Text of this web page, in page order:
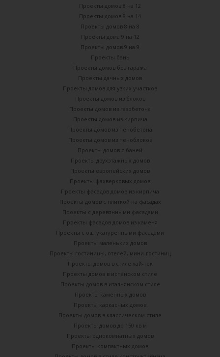
Проекты домов 8 на 12
Проекты домов 8 на 14
Проекты домов 8 на 8
Проекты дома 9 на 12
Проекты домов 9 на 9
Проекты бань
Проекты домов без гаража
Проекты дачных домов
Проекты домов для узких участков
Проекты домов из блоков
Проекты домов из газобетона
Проекты домов из кирпича
Проекты домов из пенобетона
Проекты домов из пеноблоков
Проекты домов с баней
Проекты двухэтажных домов
Проекты европейских домов
Проекты фахверковых домов
Проекты фасадов домов из кирпича
Проекты домов с плиткой на фасадах
Проекты с деревянными фасадами
Проекты фасадов домов из каменя
Проекты с оштукатуренными фасадами
Проекты маленьких домов
Проекты гостиницы, отелей, мини-гостиниц
Проекты домов в стиле хай-тек
Проекты домов в испанском стиле
Проекты домов в итальянском стиле
Проекты каменных домов
Проекты каркасных домов
Проекты домов в классическом стиле
Проекты домов до 150 кв м
Проекты однокомнатных домов
Проекты компактных домов